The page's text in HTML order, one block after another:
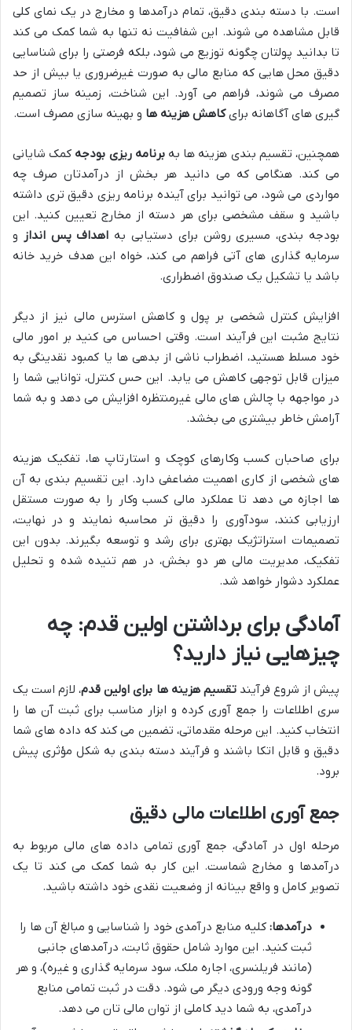
است. با دسته بندی دقیق، تمام درآمدها و مخارج در یک نمای کلی
قابل مشاهده می شوند. این شفافیت نه تنها به شما کمک می کند
تا بدانید پولتان چگونه توزیع می شود، بلکه فرصتی را برای شناسایی
دقیق محل هایی که منابع مالی به صورت غیرضروری یا بیش از حد
مصرف می شوند، فراهم می آورد. این شناخت، زمینه ساز تصمیم
گیری های آگاهانه برایکاهش هزینه ها و بهینه سازی مصرف است.
همچنین، تقسیم بندی هزینه ها بهبرنامه ریزی بودجه کمک شایانی
می کند. هنگامی که می دانید هر بخش از درآمدتان صرف چه
مواردی می شود، می توانید برای آینده برنامه ریزی دقیق تری داشته
باشید و سقف مشخصی برای هر دسته از مخارج تعیین کنید. این
بودجه بندی، مسیری روشن برای دستیابی به اهداف پس انداز و
سرمایه گذاری های آتی فراهم می کند، خواه این هدف خرید خانه
باشد یا تشکیل یک صندوق اضطراری.
افزایش کنترل شخصی بر پول و کاهش استرس مالی نیز از دیگر
نتایج مثبت این فرآیند است. وقتی احساس می کنید بر امور مالی
خود مسلط هستید، اضطراب ناشی از بدهی ها یا کمبود نقدینگی به
میزان قابل توجهی کاهش می یابد. این حس کنترل، توانایی شما را
در مواجهه با چالش های مالی غیرمنتظره افزایش می دهد و به شما
آرامش خاطر بیشتری می بخشد.
برای صاحبان کسب وکارهای کوچک و استارتاپ ها، تفکیک هزینه
های شخصی از کاری اهمیت مضاعفی دارد. این تقسیم بندی به آن
ها اجازه می دهد تا عملکرد مالی کسب وکار را به صورت مستقل
ارزیابی کنند، سودآوری را دقیق تر محاسبه نمایند و در نهایت،
تصمیمات استراتژیک بهتری برای رشد و توسعه بگیرند. بدون این
تفکیک، مدیریت مالی هر دو بخش، در هم تنیده شده و تحلیل
عملکرد دشوار خواهد شد.
آمادگی برای برداشتن اولین قدم: چه
چیزهایی نیاز دارید؟
پیش از شروع فرآیندتقسیم هزینه ها برای اولین قدم، لازم است یک
سری اطلاعات را جمع آوری کرده و ابزار مناسب برای ثبت آن ها را
انتخاب کنید. این مرحله مقدماتی، تضمین می کند که داده های شما
دقیق و قابل اتکا باشند و فرآیند دسته بندی به شکل مؤثری پیش
برود.
جمع آوری اطلاعات مالی دقیق
مرحله اول در آمادگی، جمع آوری تمامی داده های مالی مربوط به
درآمدها و مخارج شماست. این کار به شما کمک می کند تا یک
تصویر کامل و واقع بینانه از وضعیت نقدی خود داشته باشید.
درآمدها: کلیه منابع درآمدی خود را شناسایی و مبالغ آن ها را
ثبت کنید. این موارد شامل حقوق ثابت، درآمدهای جانبی
(مانند فریلنسری، اجاره ملک، سود سرمایه گذاری و غیره)، و هر
گونه وجه ورودی دیگر می شود. دقت در ثبت تمامی منابع
درآمدی، به شما دید کاملی از توان مالی تان می دهد.